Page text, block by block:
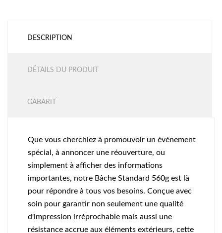
DESCRIPTION
DÉTAILS DU PRODUIT
GABARIT
Que vous cherchiez à promouvoir un événement
spécial, à annoncer une réouverture, ou
simplement à afficher des informations
importantes, notre Bâche Standard 560g est là
pour répondre à tous vos besoins. Conçue avec
soin pour garantir non seulement une qualité
d'impression irréprochable mais aussi une
résistance accrue aux éléments extérieurs, cette